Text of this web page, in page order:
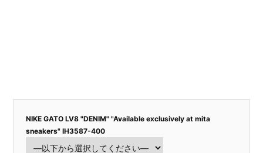
NIKE GATO LV8 "DENIM" "Available exclusively at mita
sneakers" IH3587-400